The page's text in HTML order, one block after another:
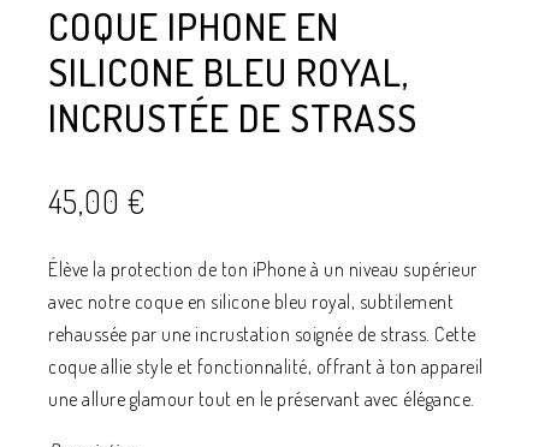
COQUE IPHONE EN
SILICONE BLEU ROYAL,
INCRUSTÉE DE STRASS
45,00 €
Élève la protection de ton iPhone à un niveau supérieur
avec notre coque en silicone bleu royal, subtilement
rehaussée par une incrustation soignée de strass. Cette
coque allie style et fonctionnalité, offrant à ton appareil
une allure glamour tout en le préservant avec élégance.